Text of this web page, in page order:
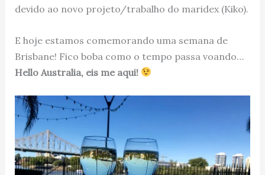
devido ao novo projeto/trabalho do maridex (Kiko).
E hoje estamos comemorando uma semana de
Brisbane! Fico boba como o tempo passa voando…
Hello Australia, eis me aqui!